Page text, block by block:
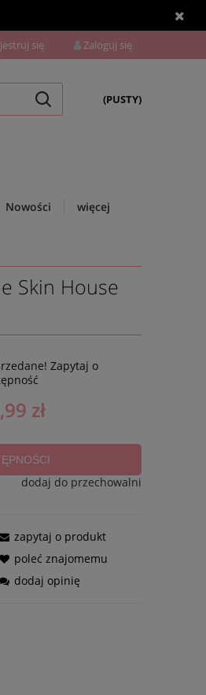
się Zaloguj się
(PUSTY)
Nowości więcej
Skin House
Zapytaj o
zł
dodaj do przechowalni
zapytaj o produkt
poleć znajomemu
dodaj opinię